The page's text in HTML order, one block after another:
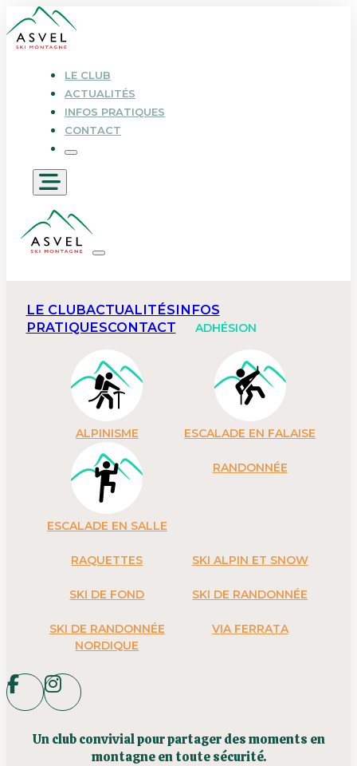
LE CLUB
ACTUALITÉS
INFOS PRATIQUES
CONTACT
LE CLUBACTUALITÉSINFOS
PRATIQUESCONTACT ADHÉSION
ALPINISME ESCALADE EN FALAISE
ESCALADE EN SALLE
RANDONNÉE
RAQUETTES SKI ALPIN ET SNOW
SKI DE FOND SKI DE RANDONNÉE
SKI DE RANDONNÉE
NORDIQUE
VIA FERRATA
Un club convivial pour partager des moments en
montagne en toute sécurité.